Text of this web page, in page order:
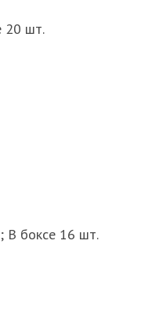
20 шт.
В боксе 16 шт.